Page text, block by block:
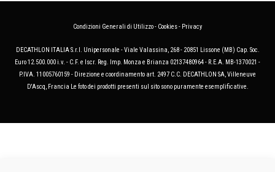
Condizioni Generali di Utilizzo- Cookies- Privacy
DECATHLON ITALIA S.r.l. Unipersonale - Viale Valassina, 268 - 20851 Lissone (MB) Cap. Soc.
Euro 12.500.000 i.v. - C.F. e Iscr. Reg. Imp. Monza e Brianza 02137480964 - R.E.A. MB-1370021 -
P.IVA. 11005760159 - Direzione e coordinamento art. 2497 C.C. DECATHLON SA, Villeneuve
D'Ascq, Francia Le foto dei prodotti presenti sul sito sono puramente esemplificative.